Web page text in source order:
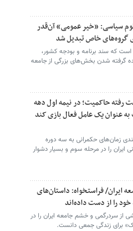
دی ماه 1404/ استاد علوم سیاسی: «خیر عمومی» آن‌قدر
گروه‌های خاص تبدیل شد
که سند برنامه و بودجه کشور،
گرفته شدن بخش‌های بزرگی از جامعه
حاکمیت؛ در نیمه اول دهه
عنوان یک عامل فعال بازی کند
زمان‌های حکمرانی به سه دوره
را در مرحله سوم و بسیار دشوار
ایران/ فراستخواه: داستان‌های
را از دست داده‌اند
سردرگمی و خشم جامعه ایران را در
برای زندگی جمعی دانست.